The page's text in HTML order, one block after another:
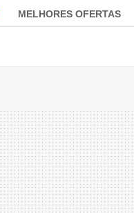
MELHORES OFERTAS